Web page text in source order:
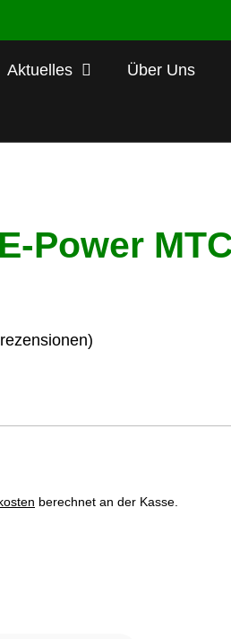
Aktuelles Über Uns
Power
berechnet an der Kasse.